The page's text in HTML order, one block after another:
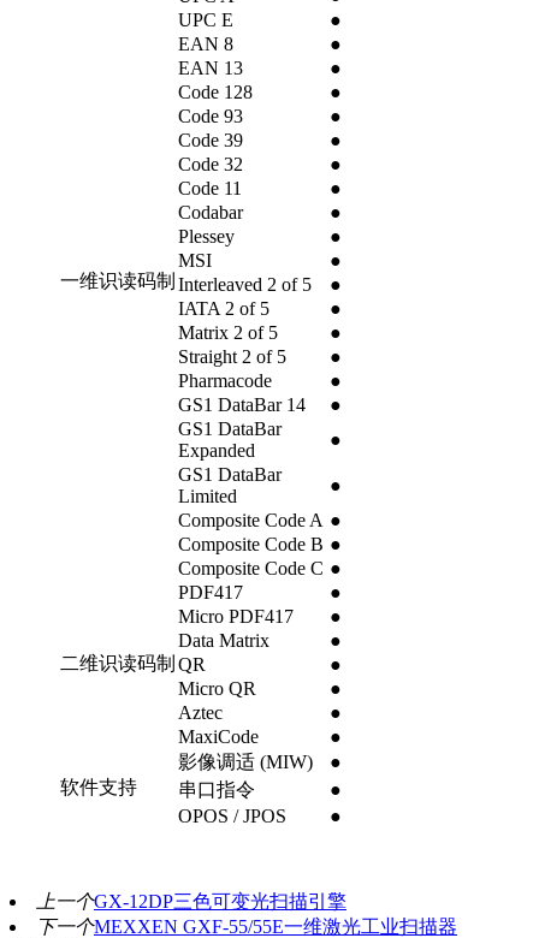
一维识读码制
UPC E
●
EAN 8
●
EAN 13
●
Code 128
●
Code 93
●
Code 39
●
Code 32
●
Code 11
●
Codabar
●
Plessey
●
MSI
●
Interleaved 2 of 5
●
IATA 2 of 5
●
Matrix 2 of 5
●
Straight 2 of 5
●
Pharmacode
●
GS1 DataBar 14
●
GS1 DataBar
Expanded
●
GS1 DataBar
Limited
●
Composite Code A ●
Composite Code B ●
Composite Code C ●
二维识读码制
PDF417
●
Micro PDF417
●
Data Matrix
●
QR
●
Micro QR
●
Aztec
●
MaxiCode
●
软件支持
影像调适 (MIW)
●
串口指令
●
OPOS / JPOS
●
上一个GX-12DP三色可变光扫描引擎
下一个MEXXEN GXF-55/55E一维激光工业扫描器